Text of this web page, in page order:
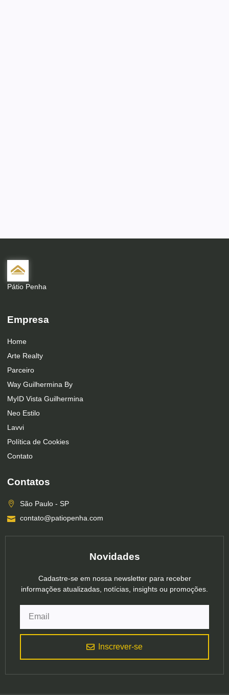
Pátio Penha
Empresa
Home
Arte Realty
Parceiro
Way Guilhermina By
MyID Vista Guilhermina
Neo Estilo
Lavvi
Política de Cookies
Contato
Contatos
São Paulo - SP
contato@patiopenha.com
Novidades
Cadastre-se em nossa newsletter para receber
informações atualizadas, notícias, insights ou promoções.
Inscrever-se